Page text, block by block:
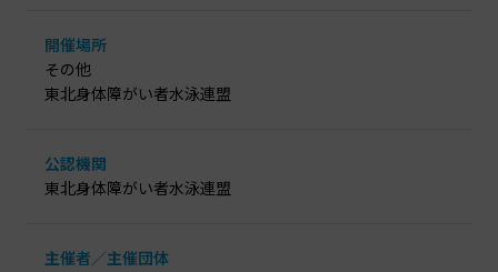
開催場所
その他
東北身体障がい者水泳連盟
公認機関
東北身体障がい者水泳連盟
主催者／主催団体